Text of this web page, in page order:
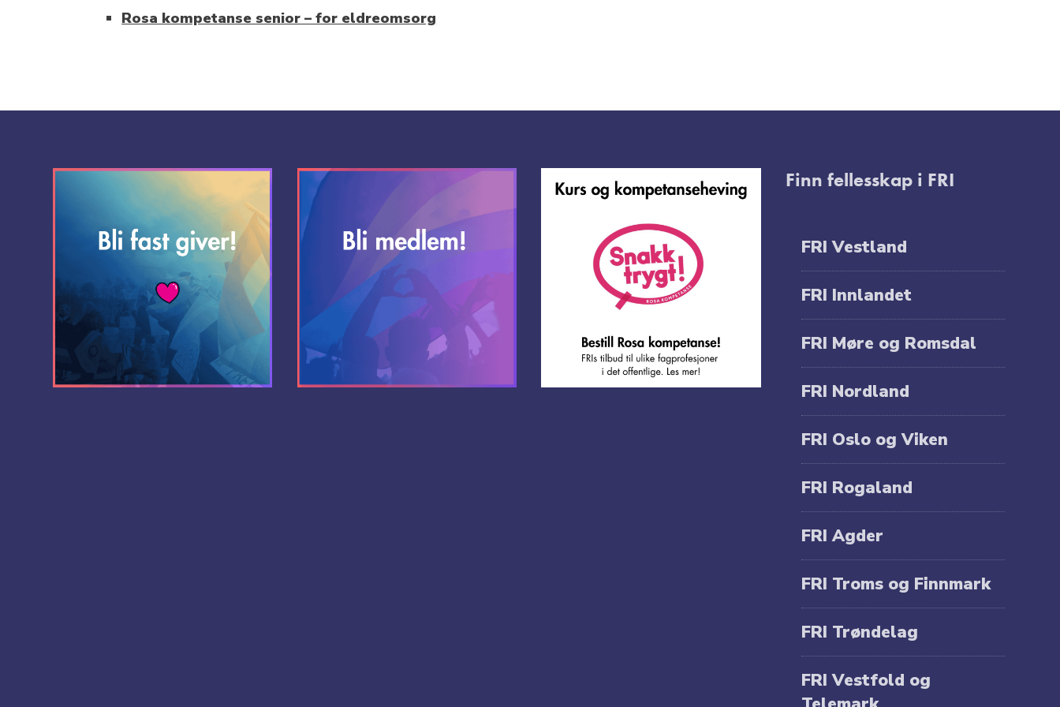
Rosa kompetanse senior – for eldreomsorg
Finn fellesskap i FRI
FRI Vestland
FRI Innlandet
FRI Møre og Romsdal
FRI Nordland
FRI Oslo og Viken
FRI Rogaland
FRI Agder
FRI Troms og Finnmark
FRI Trøndelag
FRI Vestfold og